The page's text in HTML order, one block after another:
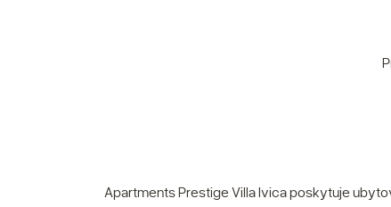
Apartments Prestige Villa Ivica poskytuje